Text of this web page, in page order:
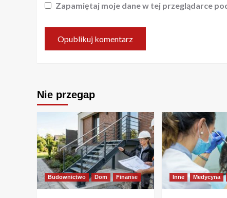
Zapamiętaj moje dane w tej przeglądarce
Nie przegap
Budownictwo Dom Finanse Inne Medycyna